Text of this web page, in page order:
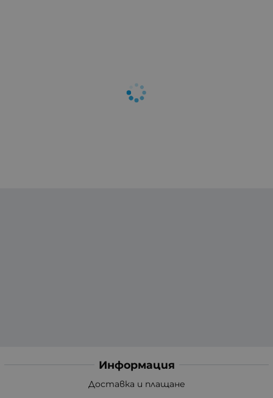
Информация
Доставка и плащане